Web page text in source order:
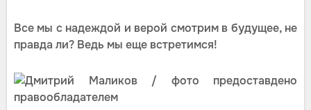
Все мы с надеждой и верой смотрим в будущее, не
правда ли? Ведь мы еще встретимся!